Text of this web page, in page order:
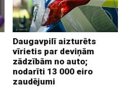
Daugavpilī aizturēts
vīrietis par deviņām
zādzībām no auto;
nodarīti 13 000 eiro
zaudējumi